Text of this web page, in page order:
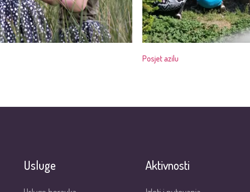
Posjet azilu
Usluge Aktivnosti